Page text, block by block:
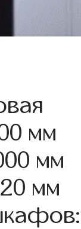
мм
мм
мм